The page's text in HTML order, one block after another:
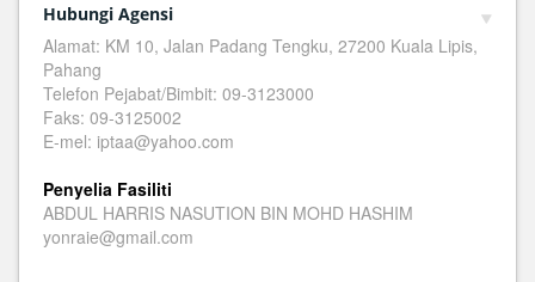
Hubungi Agensi
Alamat: KM 10, Jalan Padang Tengku, 27200 Kuala Lipis,
Pahang
Telefon Pejabat/Bimbit: 09-3123000
Faks: 09-3125002
E-mel: iptaa@yahoo.com
Penyelia Fasiliti
ABDUL HARRIS NASUTION BIN MOHD HASHIM
yonraie@gmail.com